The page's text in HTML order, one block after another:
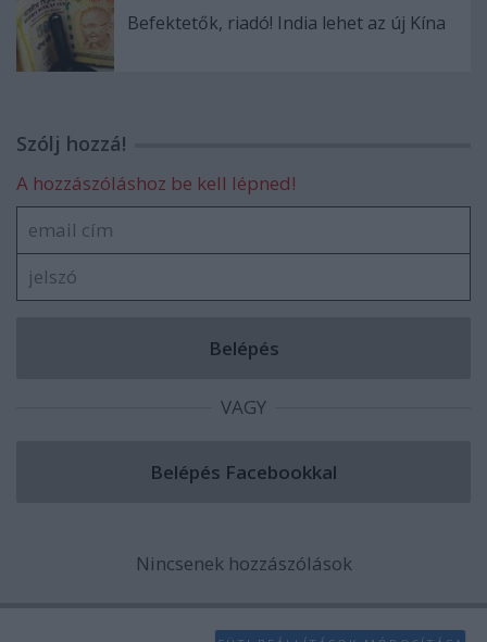
Befektetők, riadó! India lehet az új Kína
Szólj hozzá!
A hozzászóláshoz be kell lépned!
VAGY
Nincsenek hozzászólások